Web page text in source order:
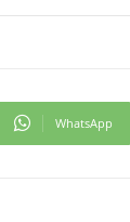
WhatsApp